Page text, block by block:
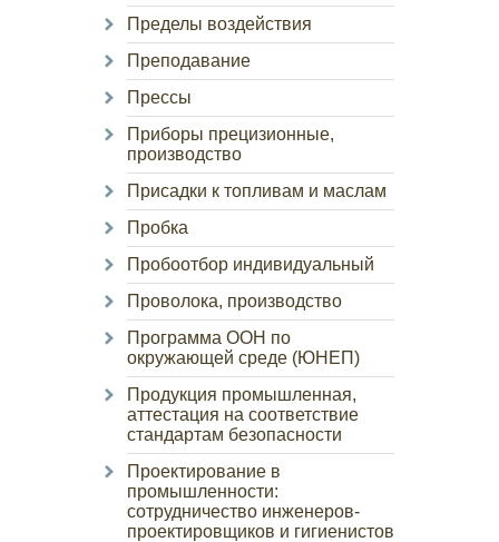
Пределы воздействия
Преподавание
Прессы
Приборы прецизионные,
производство
Присадки к топливам и маслам
Пробка
Пробоотбор индивидуальный
Проволока, производство
Программа ООН по
окружающей среде (ЮНЕП)
Продукция промышленная,
аттестация на соответствие
стандартам безопасности
Проектирование в
промышленности:
сотрудничество инженеров-
проектировщиков и гигиенистов